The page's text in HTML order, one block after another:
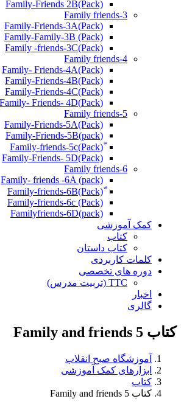
Family-Friends 2B(Pack)
Family friends-3
(Pack)Family-Friends-3A
Family-Family-3B (Pack)
Family -friends-3C(Pack)
Family friends-4
Family- Friends-4A(Pack)
Family-Friends-4B(Pack)
Family-Friends-4C(Pack)
(Pack)Family- Friends- 4D
Family friends-5
Family-Friends-5A(Pack)
(pack)Family-Friends-5B
ّ(Pack)Family-friends-5c
Family-Friends- 5D(Pack)
Family friends-6
Family- friends -6A (pack)
Family-friends-6c (Pack)
Familyfriends-6D(pack)
کمک آموزشی
کتاب
کتاب داستان
کلمات کاربردی
دوره های تخصصی
TTC (تربیت مدرس)
اخبار
گالری
کتاب Family and friends 5
آموزشگاه صبح انقلاب
ابزارهای کمک آموزشی
کتاب
کتاب Family and friends 5